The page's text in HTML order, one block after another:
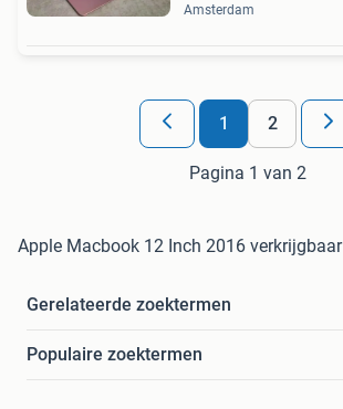
Amsterdam
1 2
Pagina 1 van 2
Apple Macbook 12 Inch 2016 verkrijgbaar
Gerelateerde zoektermen
Populaire zoektermen